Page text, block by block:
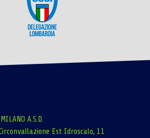
A.S.D.
Est Idroscalo, 11